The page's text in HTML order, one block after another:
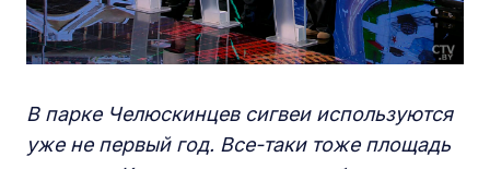
В парке Челюскинцев сигвеи используются
уже не первый год. Все-таки тоже площадь